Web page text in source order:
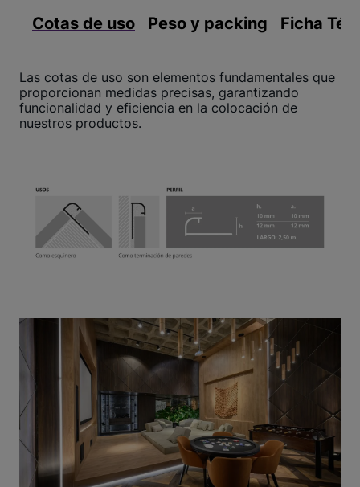
Cotas de uso Peso y packing Ficha
Las cotas de uso son elementos fundamentales que
proporcionan medidas precisas, garantizando
funcionalidad y eficiencia en la colocación de
nuestros productos.